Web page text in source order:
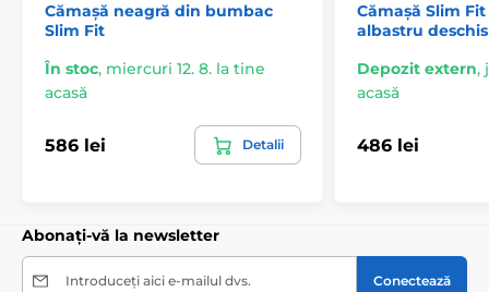
Cămașă neagră din bumbac
Slim Fit
În stoc, miercuri 12. 8. la tine
acasă
586 lei Detalii
Cămașă Slim
albastru deschis
Depozit extern,
acasă
486 lei
Abonați-vă la newsletter
Introduceți aici e-mailul dvs. Conectează